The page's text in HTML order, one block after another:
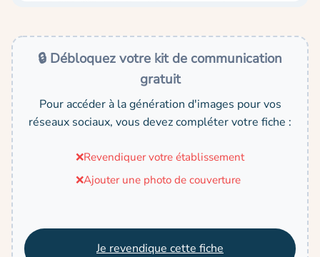
🔒 Débloquez votre kit de communication
gratuit
Pour accéder à la génération d'images pour vos
réseaux sociaux, vous devez compléter votre fiche :
❌Revendiquer votre établissement
❌Ajouter une photo de couverture
Je revendique cette fiche